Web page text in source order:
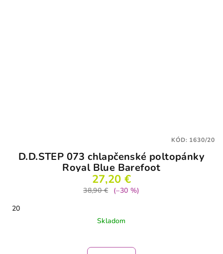
D.D.STEP 073 chlapčenské poltopánky
Royal Blue Barefoot
27,20 €
38,90 €
(–30 %)
20
Skladom
KÓD: 1630/20